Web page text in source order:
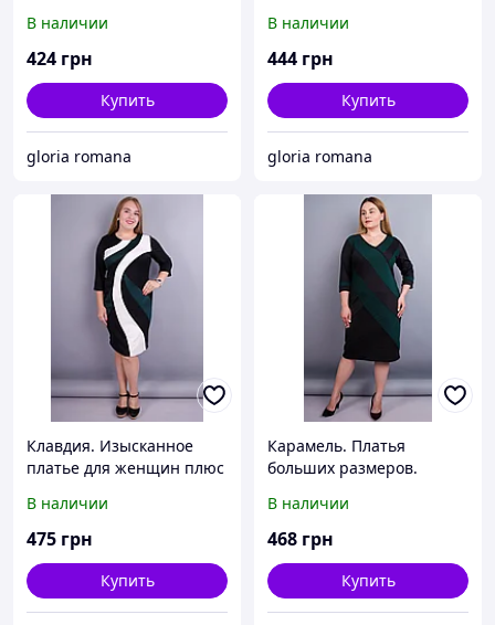
В наличии
424 грн
Купить
gloria romana
В наличии
444 грн
Купить
gloria romana
Клавдия. Изысканное
платье для женщин плюс
В наличии
475 грн
Купить
Карамель. Платья
больших размеров.
В наличии
468 грн
Купить